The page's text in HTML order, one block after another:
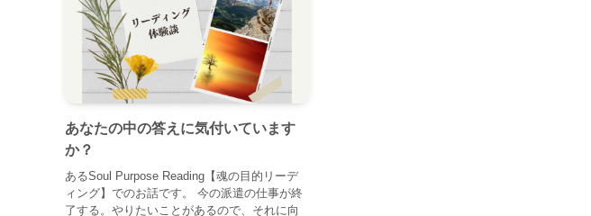
あなたの中の答えに気付いています
か？
あるSoul Purpose Reading【魂の目的リーデ
ィング】でのお話です。 今の派遣の仕事が終
了する。やりたいことがあるので、それに向